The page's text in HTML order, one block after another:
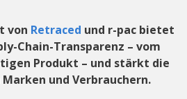
von Retraced und r-pac bietet
Chain-Transparenz – vom
Produkt – und stärkt die
und Verbrauchern.